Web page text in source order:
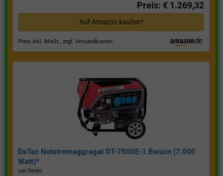
Preis: € 1.269,32
Auf Amazon kaufen*
Preis inkl. MwSt., zzgl. Versandkosten
DeTec Notstromaggregat DT-7500E-1 Benzin (7.000
Watt)*
von Detec.